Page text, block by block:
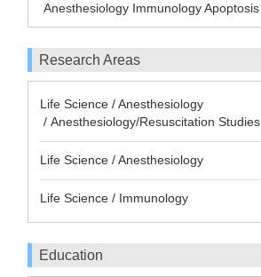
Anesthesiology Immunology Apoptosis
Research Areas
Life Science / Anesthesiology
/ Anesthesiology/Resuscitation Studies
Life Science / Anesthesiology
Life Science / Immunology
Education